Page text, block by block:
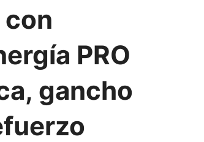
PRO
gancho